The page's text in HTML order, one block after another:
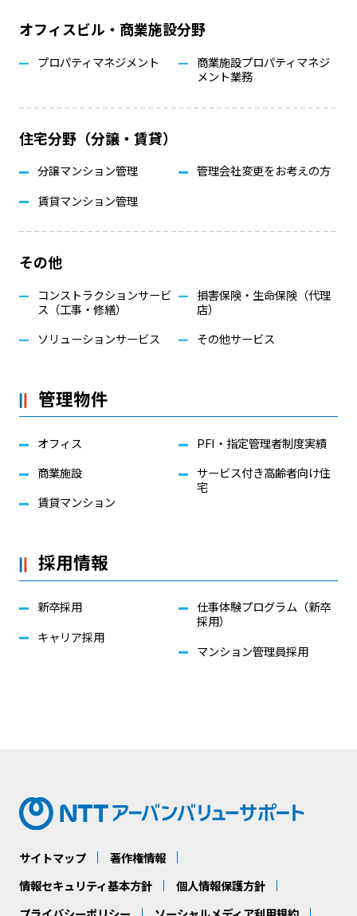
オフィスビル・商業施設分野
プロパティマネジメント
商業施設プロパティマネジ
メント業務
住宅分野（分譲・賃貸）
分譲マンション管理
賃貸マンション管理
管理会社変更をお考えの方
その他
コンストラクションサービ
ス（工事・修繕）
ソリューションサービス
損害保険・生命保険（代理
店）
その他サービス
管理物件
オフィス
商業施設
賃貸マンション
PFI・指定管理者制度実績
サービス付き高齢者向け住
宅
採用情報
新卒採用
キャリア採用
仕事体験プログラム（新卒
採用）
マンション管理員採用
サイトマップ
著作権情報
情報セキュリティ基本方針
個人情報保護方針